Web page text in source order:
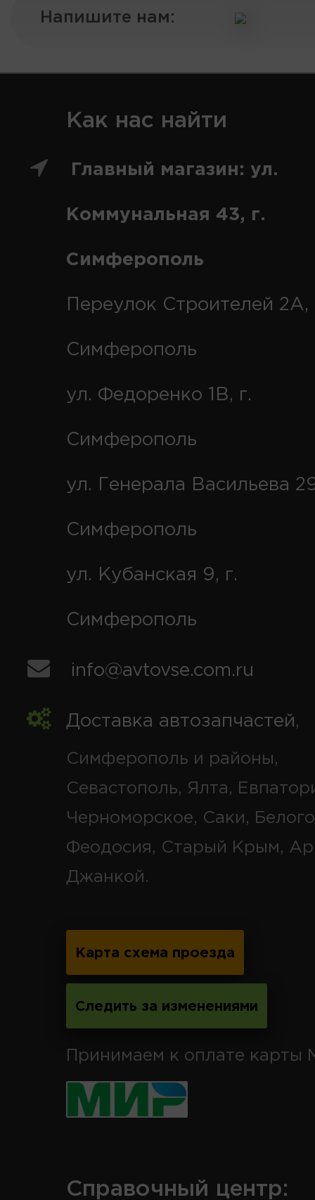
Напишите нам:
Как нас найти
Главный магазин: ул.
Коммунальная 43, г.
Симферополь
Переулок Строителей 2А,
Симферополь
ул. Федоренко 1В, г.
Симферополь
ул. Генерала Васильева
Симферополь
ул. Кубанская 9, г.
Симферополь
info@avtovse.com.ru
Доставка автозапчастей,
Симферополь и районы,
Севастополь, Ялта,
Черноморское, Саки,
Феодосия, Старый Крым,
Джанкой.
Карта схема проезда
Следить за изменениями
Принимаем к оплате карты
Справочный центр: